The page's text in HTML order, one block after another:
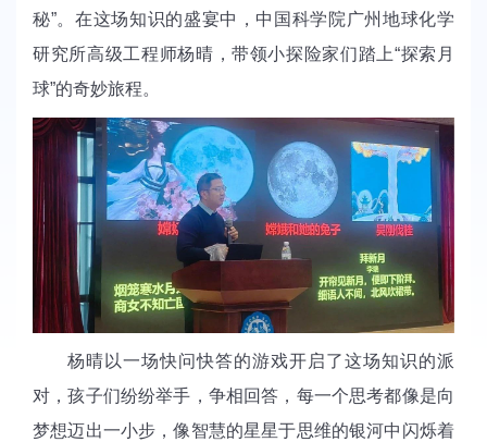
秘”。在这场知识的盛宴中，中国科学院广州地球化学
研究所高级工程师杨晴，带领小探险家们踏上“探索月
球”的奇妙旅程。
杨晴以一场快问快答的游戏开启了这场知识的派
对，孩子们纷纷举手，争相回答，每一个思考都像是向
梦想迈出一小步，像智慧的星星于思维的银河中闪烁着